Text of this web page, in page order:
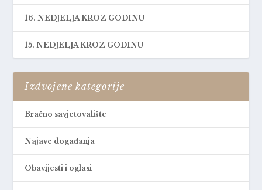
16. NEDJELJA KROZ GODINU
15. NEDJELJA KROZ GODINU
Izdvojene kategorije
Bračno savjetovalište
Najave događanja
Obavijesti i oglasi